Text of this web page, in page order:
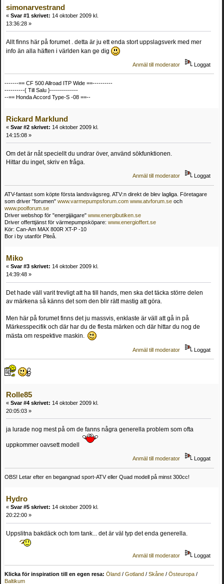
simonarvestrand
« Svar #1 skrivet: 14 oktober 2009 kl.
13:36:28 »
Allt finns här på forumet . detta är ju ett enda stort uppslagsverk med mer
info än alla häften i världen kan ge dig
Anmäl till moderator Loggat
-------== CF 500 Allroad ITP Wide ==----------
----------{ Till Salu }--------------
--== Honda Accord Type-S -08 ==--
Rickard Marklund
« Svar #2 skrivet: 14 oktober 2009 kl.
14:15:08 »
Om det är nåt speciellt du undrar över, använd sökfunktionen.
Hittar du inget, skriv en fråga.
Anmäl till moderator Loggat
ATV-fantast som köpte första landsvägsreg. ATV:n direkt de blev lagliga. Företagare
som driver "forumen" www.varmepumpsforum.com www.atvforum.se och
www.poolforum.se
Driver webshop för "energijägare" www.energibutiken.se
Driver offerttjänst för värmepumpsköpare: www.energioffert.se
Kör: Can-Am MAX 800R XT-P -10
Bor i by utanför Piteå.
Miko
« Svar #3 skrivet: 14 oktober 2009 kl.
14:39:48 »
Det hade väll varit trevligt att ha till hands, men ska det täcka större delen
av märkena så känns det som den blir rätt mastig att göra.
Men här på forumet finns det ju massvis, enklaste är väll att gå in på
Märkesspecifik och där har du de flesta märken och där hittar du nog de
mästa om respektive maskin.
Anmäl till moderator Loggat
Rolle85
« Svar #4 skrivet: 14 oktober 2009 kl.
20:05:03 »
ja lurade nog mest på om de fanns några generella problem som ofta
uppkommer oavsett modell
Anmäl till moderator Loggat
OBS! Letar efter en begangnad sport-ATV eller Quad modell på minst 300cc!
Hydro
« Svar #5 skrivet: 14 oktober 2009 kl.
20:22:00 »
Uppslitna bakdäck och tom tank... det är väl typ det enda generella.
Anmäl till moderator Loggat
Klicka för inspiration till en egen resa: Öland / Gotland / Skåne / Östeuropa /
Baltikum